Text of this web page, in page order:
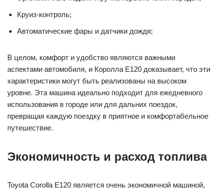
Круиз-контроль;
Автоматические фары и датчики дождя;
В целом, комфорт и удобство являются важными
аспектами автомобиля, и Королла Е120 доказывает, что эти
характеристики могут быть реализованы на высоком
уровне. Эта машина идеально подходит для ежедневного
использования в городе или для дальних поездок,
превращая каждую поездку в приятное и комфортабельное
путешествие.
Экономичность и расход топлива
Toyota Corolla E120 является очень экономичной машиной,